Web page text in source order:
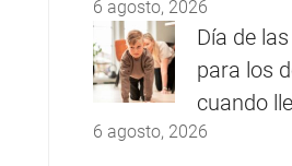
6 agosto, 2026
Día de
para los
cuando
6 agosto, 2026